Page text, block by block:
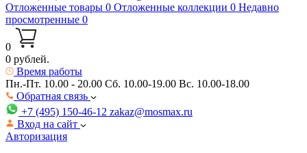
Отложенные товары 0 Отложенные коллекции 0 Недавно
просмотренные 0
0
0 рублей.
Время работы
Пн.-Пт. 10.00 - 20.00 Сб. 10.00-19.00 Вс. 10.00-18.00
Обратная связь
+7 (495) 150-46-12 zakaz@mosmax.ru
Вход на сайт
Авторизация